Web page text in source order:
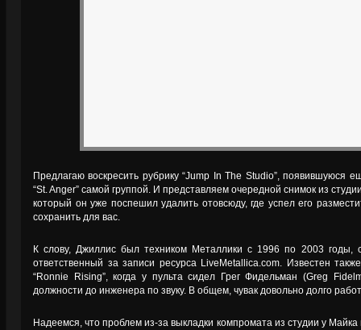
Предлагаю воскресить рубрику “Jump In The Studio”, появившуюся
“St. Anger” самой группой. И представляем очередной снимок из
который он уже поспешил удалить отовсюду, где успел его
сохранить для вас.
К слову, Джиллис был техником Металлики с 1996 по 2003
ответственный за записи ресурса LiveMetallica.com. Известен
“Ronnie Rising”, когда у пульта сидел Грег Фидельман (Greg
должности до инженера по звуку. В общем, чувак довольно долго
Надеемся, что проблем из-за выкладки компромата из студии у